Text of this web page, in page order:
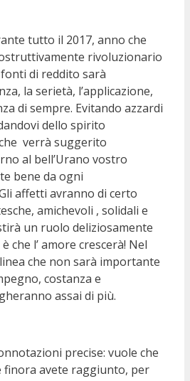
tutto il 2017, anno che
rivoluzionario
di reddito sarà
la serietà, l’applicazione,
di sempre. Evitando azzardi
dello spirito
verrà suggerito
al bell’Urano vostro
bene da ogni
affetti avranno di certo
amichevoli , solidali e
un ruolo deliziosamente
che l’ amore crescerà! Nel
che non sarà importante
costanza e
assai di più.
precise: vuole che
finora avete raggiunto, per